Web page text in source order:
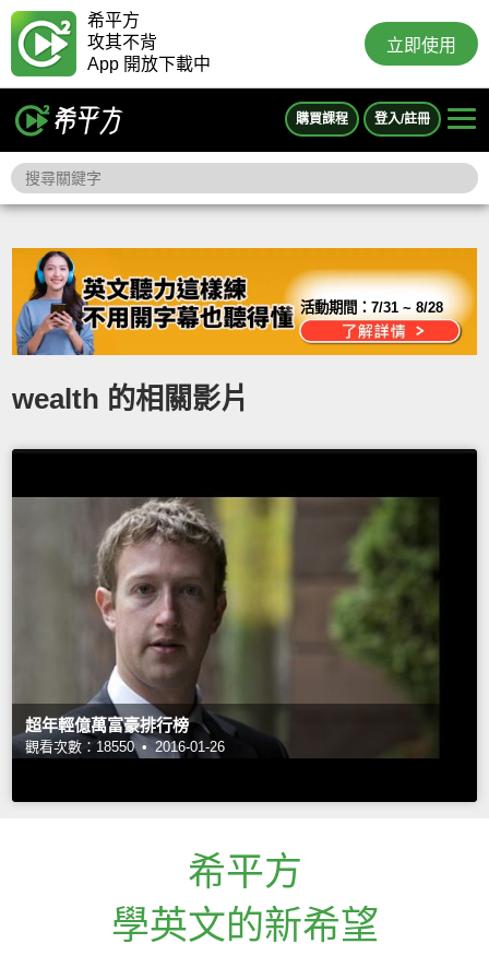
希平方
攻其不背
App 開放下載中
立即使用
購買課程 登入/註冊
活動期間：7/31 ~ 8/28
wealth 的相關影片
超年輕億萬富豪排行榜
觀看次數：18550 • 2016-01-26
希平方
學英文的新希望